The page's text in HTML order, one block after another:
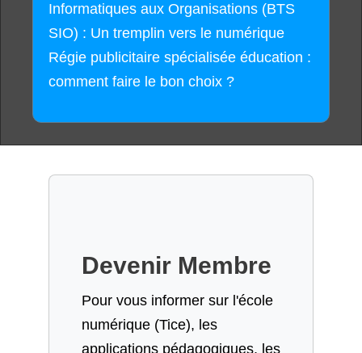
Informatiques aux Organisations (BTS
SIO) : Un tremplin vers le numérique
Régie publicitaire spécialisée éducation :
comment faire le bon choix ?
Devenir Membre
Pour vous informer sur l'école
numérique (Tice), les
applications pédagogiques, les